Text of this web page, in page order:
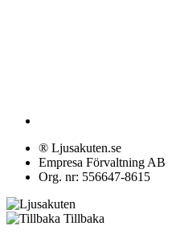
® Ljusakuten.se
Empresa Förvaltning AB
Org. nr: 556647-8615
Tillbaka